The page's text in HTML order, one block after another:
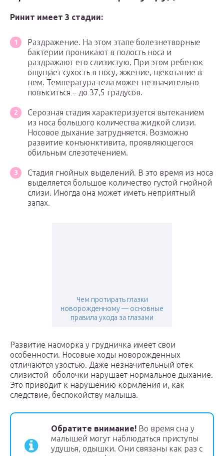
Ринит имеет 3 стадии:
Раздражение. На этом этапе болезнетворные
бактерии проникают в полость носа и
раздражают его слизистую. При этом ребенок
ощущает сухость в носу, жжение, щекотание в
нем. Температура тела может незначительно
повыситься – до 37,5 градусов.
Серозная стадия характеризуется вытеканием
из носа большого количества жидкой слизи.
Носовое дыхание затрудняется. Возможно
развитие конъюнктивита, проявляющегося
обильным слезотечением.
Стадия гнойных выделений. В это время из носа
выделяется большое количество густой гнойной
слизи. Иногда она может иметь неприятный
запах.
Чем протирать глазки
новорожденному — основные
правила ухода за глазами
Развитие насморка у грудничка имеет свои
особенности. Носовые ходы новорожденных
отличаются узостью. Даже незначительный отек
слизистой оболочки нарушает нормальное дыхание.
Это приводит к нарушению кормления и, как
следствие, беспокойству малыша.
Обратите внимание! Во время сна у
малышей могут наблюдаться приступы
удушья, одышки. Они связаны как раз с